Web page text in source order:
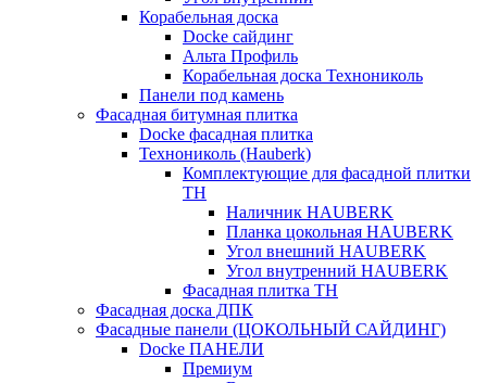
Корабельная доска
Docke сайдинг
Альта Профиль
Корабельная доска Технониколь
Панели под камень
Фасадная битумная плитка
Docke фасадная плитка
Технониколь (Hauberk)
Комплектующие для фасадной плитки
ТН
Наличник HAUBERK
Планка цокольная HAUBERK
Угол внешний HAUBERK
Угол внутренний HAUBERK
Фасадная плитка ТН
Фасадная доска ДПК
Фасадные панели (ЦОКОЛЬНЫЙ САЙДИНГ)
Docke ПАНЕЛИ
Премиум